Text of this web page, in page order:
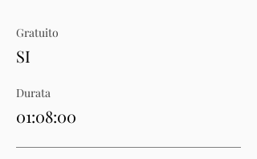
Gratuito
SI
Durata
01:08:00